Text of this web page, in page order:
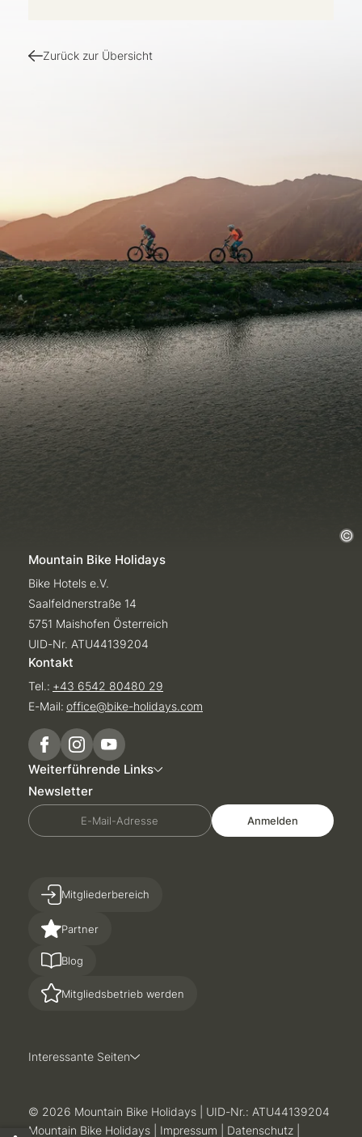
Zurück zur Übersicht
Mountain Bike Holidays
Bike Hotels e.V.
Saalfeldnerstraße 14
5751 Maishofen Österreich
UID-Nr. ATU44139204
Kontakt
Tel.: +43 6542 80480 29
E-Mail: office@bike-holidays.com
Weiterführende Links
Newsletter
E-Mail-Adresse Anmelden
Partner
Blog
Mitgliedsbetrieb werden
Mitgliederbereich
Interessante Seiten
© 2026 Mountain Bike Holidays
UID-Nr.: ATU44139204
Mountain Bike Holidays
Impressum Datenschutz